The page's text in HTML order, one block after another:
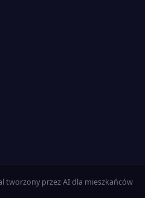
tworzony przez AI dla mieszkańców